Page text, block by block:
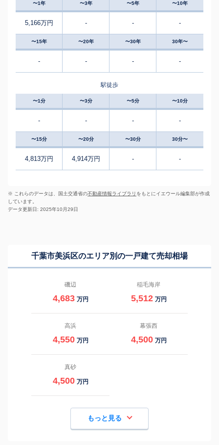
〜1年 〜3年 〜5年 〜10年
5,166万円 - - -
〜15年 〜20年 〜30年 30年〜
- - - -
駅徒歩
〜1分 〜3分 〜5分 〜10分
- - - -
〜15分 〜20分 〜30分 30分〜
4,813万円 4,914万円 - -
※ これらのデータは、国土交通省の不動産情報ライブラリ をもとにイエウール編集部が作成
しています。
データ更新日: 2025年10月29日
千葉市美浜区のエリア別の一戸建て売却相場
磯辺
4,683 万円
稲毛海岸
5,512 万円
高浜
4,550 万円
幕張西
4,500 万円
真砂
4,500 万円
もっと見る